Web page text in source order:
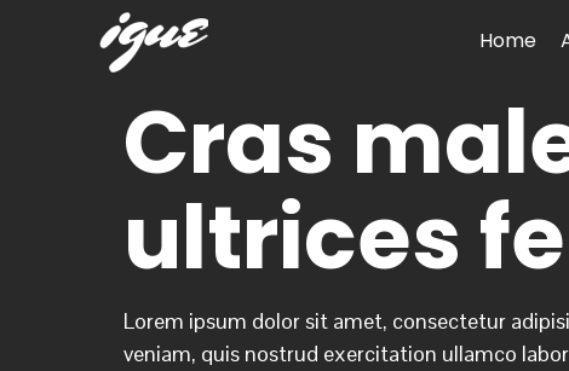
Home
Cras
ultrices
Lorem ipsum dolor sit amet, consectetur
veniam, quis nostrud exercitation ullamco